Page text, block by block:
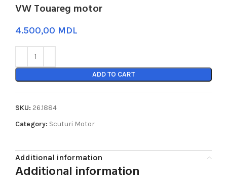
VW Touareg motor
MDL
ADD TO CART
SKU: 26.1884
Category: Scuturi Motor
Additional information
Additional information